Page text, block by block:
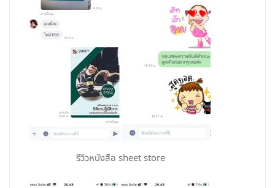
รีวิวหนังสือ sheet store